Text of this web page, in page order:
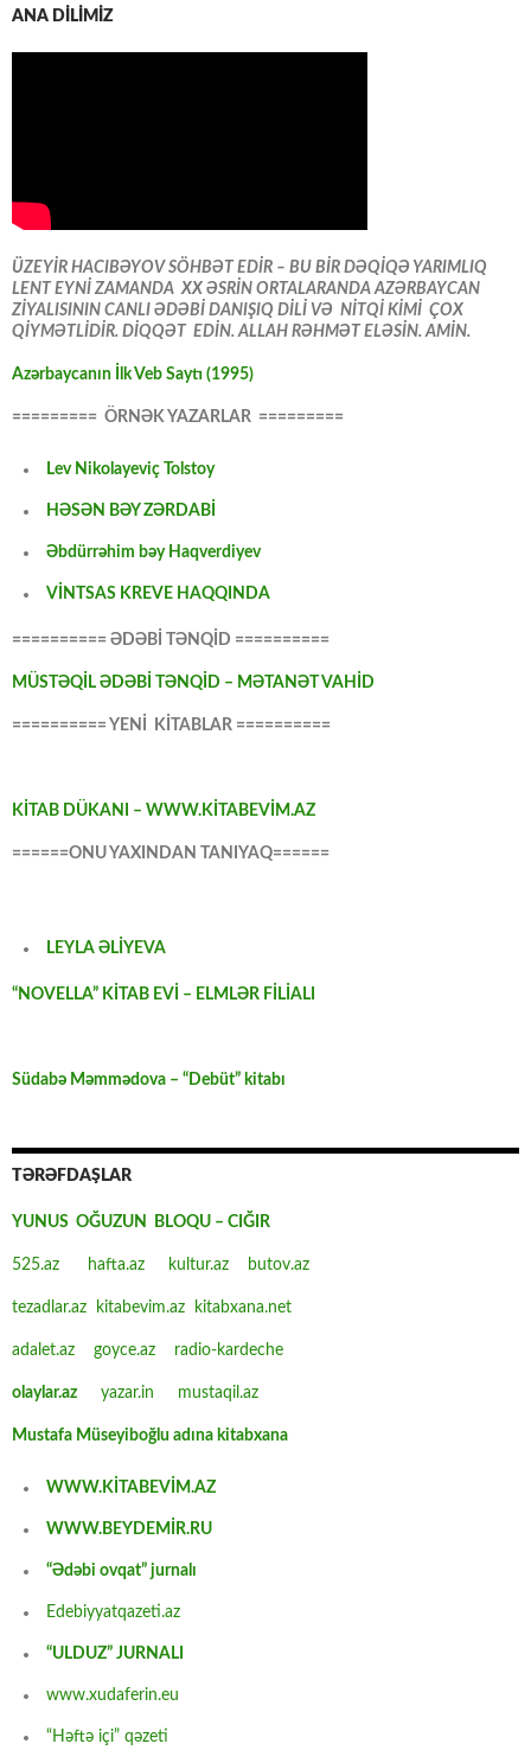
ANA DİLİMİZ
ÜZEYİR HACIBƏYOV SÖHBƏT EDİR – BU BİR DƏQİQƏ YARIMLIQ
LENT EYNİ ZAMANDA XX ƏSRİN ORTALARANDA AZƏRBAYCAN
ZİYALISININ CANLI ƏDƏBİ DANIŞIQ DİLİ VƏ NİTQİ KİMİ ÇOX
QİYMƏTLİDİR. DİQQƏT EDİN. ALLAH RƏHMƏT ELƏSİN. AMİN.
Azərbaycanın İlk Veb Saytı (1995)
========= ÖRNƏK YAZARLAR =========
Lev Nikolayeviç Tolstoy
HƏSƏN BƏY ZƏRDABİ
Əbdürrəhim bəy Haqverdiyev
VİNTSAS KREVE HAQQINDA
========== ƏDƏBİ TƏNQİD ==========
MÜSTƏQİL ƏDƏBİ TƏNQİD – MƏTANƏT VAHİD
========== YENİ KİTABLAR ==========
KİTAB DÜKANI – WWW.KİTABEVİM.AZ
======ONU YAXINDAN TANIYAQ======
LEYLA ƏLİYEVA
“NOVELLA” KİTAB EVİ – ELMLƏR FİLİALI
Südabə Məmmədova – “Debüt” kitabı
TƏRƏFDAŞLAR
YUNUS OĞUZUN BLOQU – CIĞIR
525.az hafta.az kultur.az butov.az
tezadlar.az kitabevim.az kitabxana.net
adalet.az goyce.az radio-kardeche
olaylar.az yazar.in mustaqil.az
Mustafa Müseyiboğlu adına kitabxana
WWW.KİTABEVİM.AZ
WWW.BEYDEMİR.RU
“Ədəbi ovqat” jurnalı
Edebiyyatqazeti.az
“ULDUZ” JURNALI
www.xudaferin.eu
“Həftə içi” qəzeti